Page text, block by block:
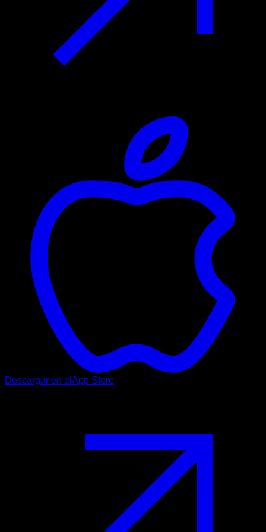
Descargar en el App Store